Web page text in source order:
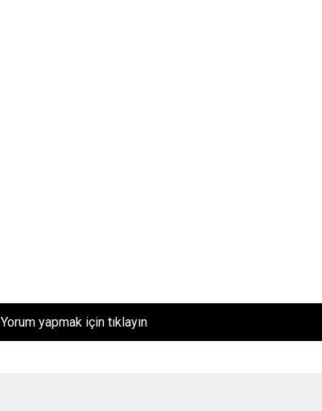
Yorum yapmak için tıklayın